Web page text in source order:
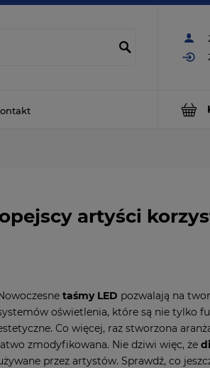
artyści
taśmy LED pozwalają na
oświetlenia, które są nie tylko
Co więcej, raz stworzona
zmodyfikowana. Nie dziwi więc, że
przez artystów. Sprawdź, co